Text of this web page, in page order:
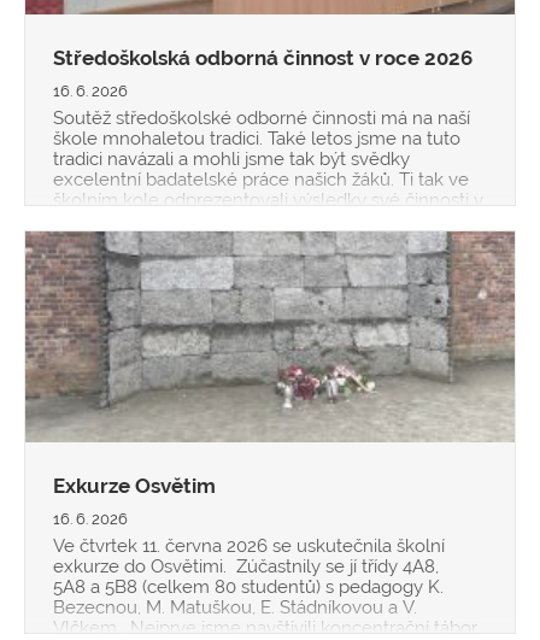
Středoškolská odborná činnost v roce 2026
16. 6. 2026
Soutěž středoškolské odborné činnosti má na naší
škole mnohaletou tradici. Také letos jsme na tuto
tradici navázali a mohli jsme tak být svědky
excelentní badatelské práce našich žáků. Ti tak ve
školním kole odprezentovali výsledky své činnosti v
Exkurze Osvětim
16. 6. 2026
Ve čtvrtek 11. června 2026 se uskutečnila školní
exkurze do Osvětimi. Zúčastnily se jí třídy 4A8,
5A8 a 5B8 (celkem 80 studentů) s pedagogy K.
Bezecnou, M. Matuškou, E. Stádníkovou a V.
Vlčkem. Nejprve jsme navštívili koncentrační tábor